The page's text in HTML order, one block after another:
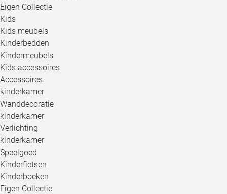
Eigen Collectie
Kids
Kids meubels
Kinderbedden
Kindermeubels
Kids accessoires
Accessoires
kinderkamer
Wanddecoratie
kinderkamer
Verlichting
kinderkamer
Speelgoed
Kinderfietsen
Kinderboeken
Eigen Collectie